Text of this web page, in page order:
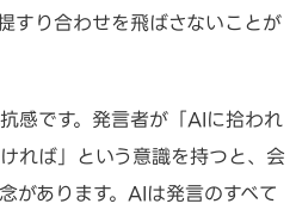
すり合わせを飛ばさないことが
感です。発言者が「AIに拾われ
れば」という意識を持つと、会
があります。AIは発言のすべて